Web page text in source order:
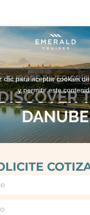
clic para aceptar cookies
y permitir este